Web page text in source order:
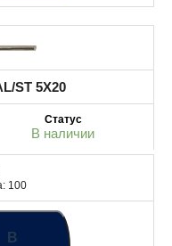
ST 5X20
В наличии
100
В